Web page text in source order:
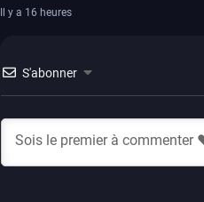
Il y a 16 heures
S'abonner